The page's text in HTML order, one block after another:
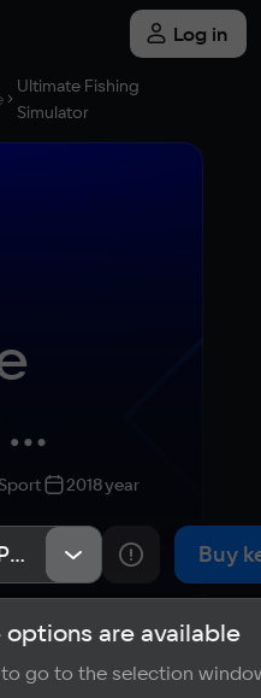
Log in
Ultimate Fishing
Simulator
Sport 2018 year
Россия Buy
News Requirements
Россия
are available
go to the selection